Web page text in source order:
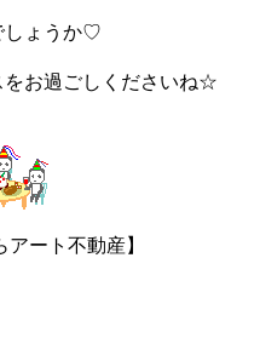
しょうか♡
をお過ごしくださいね☆
アート不動産】